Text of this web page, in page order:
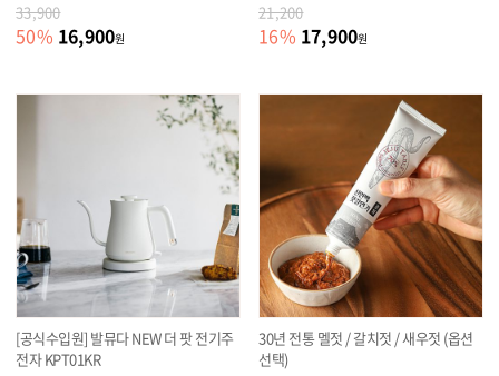
33,900
50% 16,900원
21,200
16% 17,900원
[공식수입원] 발뮤다 NEW 더 팟 전기주
전자 KPT01KR
30년 전통 멜젓 / 갈치젓 / 새우젓 (옵션
선택)